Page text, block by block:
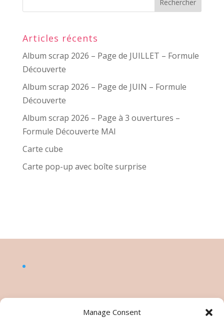
Manage Consent
Articles récents
Album scrap 2026 – Page de JUILLET – Formule
Découverte
Album scrap 2026 – Page de JUIN – Formule
Découverte
Album scrap 2026 – Page à 3 ouvertures –
Formule Découverte MAI
Carte cube
Carte pop-up avec boîte surprise